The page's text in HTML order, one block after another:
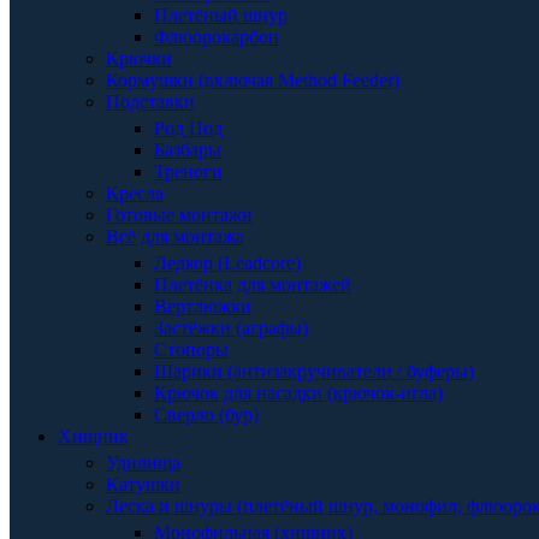
Плетёный шнур
Флюорокарбон
Крючки
Кормушки (включая Method Feeder)
Подставки
Род Под
Базбары
Треноги
Кресла
Готовые монтажи
Всё для монтажа
Ледкор (Leadcore)
Плетёнка для монтажей
Вертлюжки
Застёжки (аграфы)
Стопоры
Шарики (антизакручиватели / буферы)
Крючок для насадки (крючок-игла)
Сверло (бур)
Хищник
Удилища
Катушки
Леска и шнуры (плетёный шнур, монофил,
Монофильная (хищник)